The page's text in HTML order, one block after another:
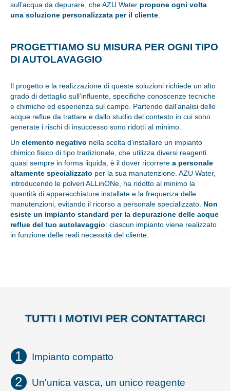
sull’acqua da depurare, che AZU Water propone ogni volta
una soluzione personalizzata per il cliente
PROGETTIAMO SU MISURA PER OGNI TIPO
DI AUTOLAVAGGIO
Il progetto e la realizzazione di queste soluzioni richiede un alto
grado di dettaglio sull’influente, specifiche conoscenze tecniche
e chimiche ed esperienza sul campo. Partendo dall’analisi delle
acque reflue da trattare e dallo studio del contesto in cui sono
generate i rischi di insuccesso sono ridotti al minimo.
Un elemento negativo nella scelta d’installare un impianto
chimico fisico di tipo tradizionale, che utilizza diversi reagenti
quasi sempre in forma liquida, è il dover ricorrere a personale
altamente specializzato per la sua manutenzione. AZU Water,
introducendo le polveri ALLinONe, ha ridotto al minimo la
quantità di apparecchiature installate e la frequenza delle
manutenzioni, evitando il ricorso a personale specializzato.
Non
esiste un impianto standard per la depurazione delle acque
reflue del tuo autolavaggio: ciascun impianto viene realizzato
in funzione delle reali necessità del cliente.
TUTTI I MOTIVI PER CONTATTARCI
Impianto compatto
Un'unica vasca, un unico reagente